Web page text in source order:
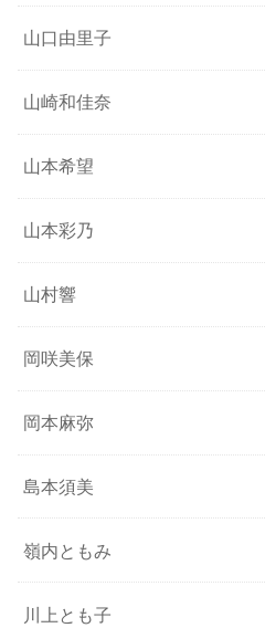
山口由里子
山崎和佳奈
山本希望
山本彩乃
山村響
岡咲美保
岡本麻弥
島本須美
嶺内ともみ
川上とも子